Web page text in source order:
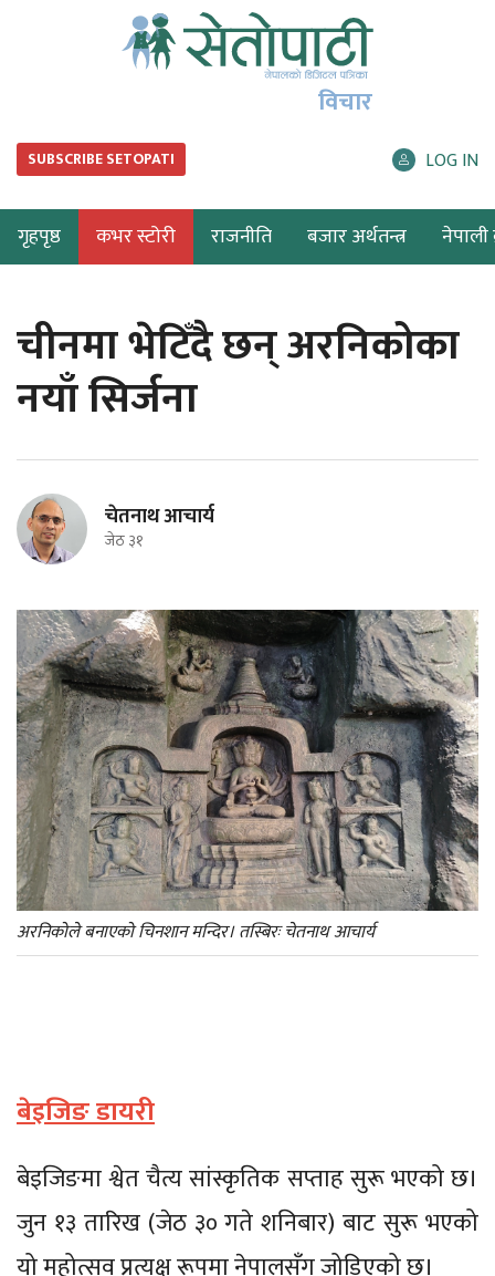
विचार
SUBSCRIBE SETOPATI LOG IN
गृहपृष्ठ कभर स्टोरी राजनीति बजार अर्थतन्त्र नेपाली
चीनमा भेटिँदै छन् अरनिकोका
नयाँ सिर्जना
चेतनाथ आचार्य
जेठ ३१
अरनिकोले बनाएको चिनशान मन्दिर। तस्बिरः चेतनाथ आचार्य
बेइजिङ डायरी
बेइजिङमा श्वेत चैत्य सांस्कृतिक सप्ताह सुरू भएको छ।
जुन १३ तारिख (जेठ ३० गते शनिबार) बाट सुरू भएको
यो महोत्सव प्रत्यक्ष रूपमा नेपालसँग जोडिएको छ।